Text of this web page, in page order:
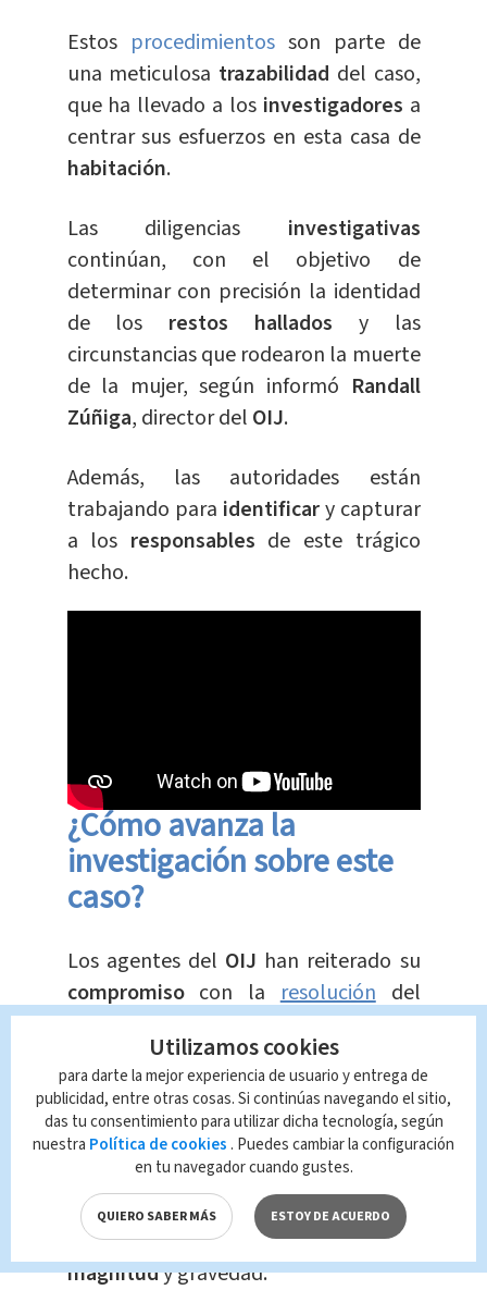
Estos procedimientos son parte de
una meticulosa trazabilidad del caso,
que ha llevado a los investigadores a
centrar sus esfuerzos en esta casa de
habitación.
Las diligencias investigativas
continúan, con el objetivo de
determinar con precisión la identidad
de los restos hallados y las
circunstancias que rodearon la muerte
de la mujer, según informó Randall
Zúñiga, director del OIJ.
Además, las autoridades están
trabajando para identificary capturar
a los responsables de este trágico
hecho.
¿Cómo avanza la
investigación sobre este
caso?
Los agentes del OIJ han reiterado su
compromiso con laresolucióndel
caso, asegurando que no cesarán en
esfuerzoshasta que se haga
justicia para lavíctimay su familia.
Este trágico suceso ha resaltado la
importanciade la colaboración entre
la comunidady las autoridades para
enfrentar y resolver casos de tal
magnitudy gravedad.
Utilizamos cookies
para darte la mejor experiencia de usuario y entrega de
publicidad, entre otras cosas. Si continúas navegando el sitio,
das tu consentimiento para utilizar dicha tecnología, según
nuestra Política de cookies . Puedes cambiar la configuración
en tu navegador cuando gustes.
QUIERO SABER MÁS ESTOY DE ACUERDO